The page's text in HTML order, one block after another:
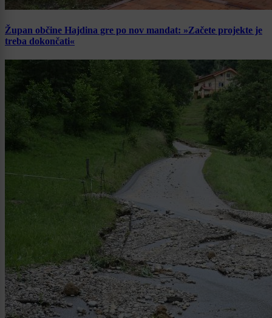
Župan občine Hajdina gre po nov mandat: »Začete projekte je
treba dokončati«